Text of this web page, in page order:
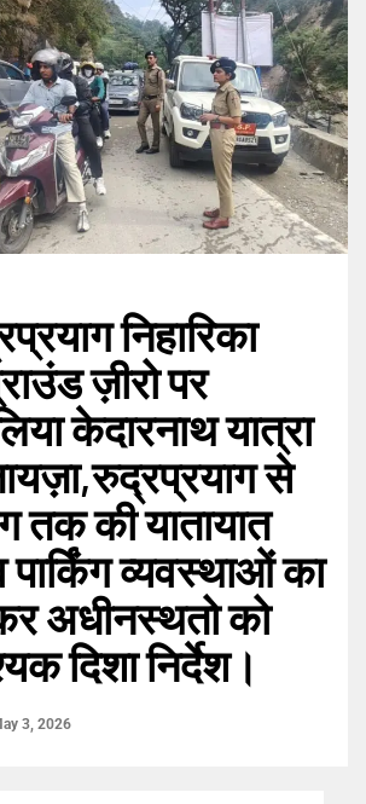
निहारिका
ज़ीरो पर
केदारनाथ यात्रा
से
तक की यातायात
पार्किंग व्यवस्थाओं का
अधीनस्थतो को
दिशा निर्देश।
3, 2026